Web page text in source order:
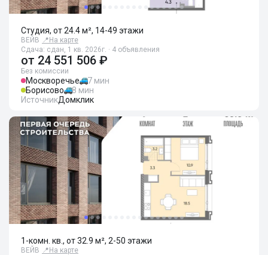
Студия, от 24.4 м², 14-49 этажи
ВЕЙВ 📍 На карте
Сдача: сдан, 1 кв. 2026г. · 4 объявления
от 24 551 506 ₽
Без комиссии
Москворечье
7 мин
Борисово
8 мин
ИсточникДомклик
1-комн. кв., от 32.9 м², 2-50 этажи
ВЕЙВ 📍 На карте